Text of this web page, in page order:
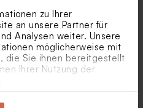
zu Ihrer
an unsere Partner für
Analysen weiter. Unsere
möglicherweise mit
die Sie ihnen bereitgestellt
Ihrer Nutzung der
Danksagung im Kraftpapier-
Look| Picture Perfect